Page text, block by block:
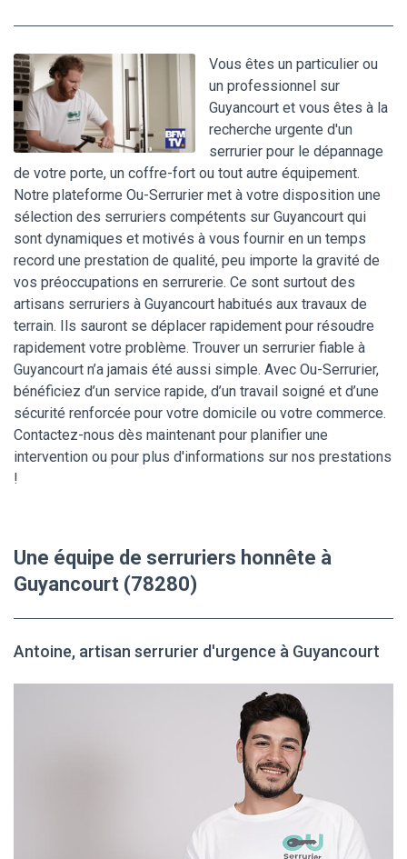
Vous êtes un particulier ou
un professionnel sur
Guyancourt et vous êtes à la
recherche urgente d'un
serrurier pour le dépannage
de votre porte, un coffre-fort ou tout autre équipement.
Notre plateforme Ou-Serrurier met à votre disposition une
sélection des serruriers compétents sur Guyancourt qui
sont dynamiques et motivés à vous fournir en un temps
record une prestation de qualité, peu importe la gravité de
vos préoccupations en serrurerie. Ce sont surtout des
artisans serruriers à Guyancourt habitués aux travaux de
terrain. Ils sauront se déplacer rapidement pour résoudre
rapidement votre problème. Trouver un serrurier fiable à
Guyancourt n’a jamais été aussi simple. Avec Ou-Serrurier,
bénéficiez d’un service rapide, d’un travail soigné et d’une
sécurité renforcée pour votre domicile ou votre commerce.
Contactez-nous dès maintenant pour planifier une
intervention ou pour plus d'informations sur nos prestations
!
Une équipe de serruriers honnête à
Guyancourt (78280)
Antoine, artisan serrurier d'urgence à Guyancourt